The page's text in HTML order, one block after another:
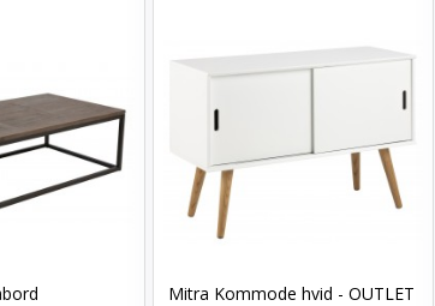
Mitra Kommode hvid - OUTLET